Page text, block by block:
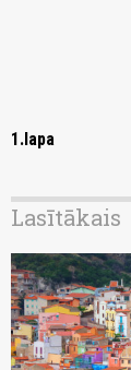
1.lapa
Lasītākais